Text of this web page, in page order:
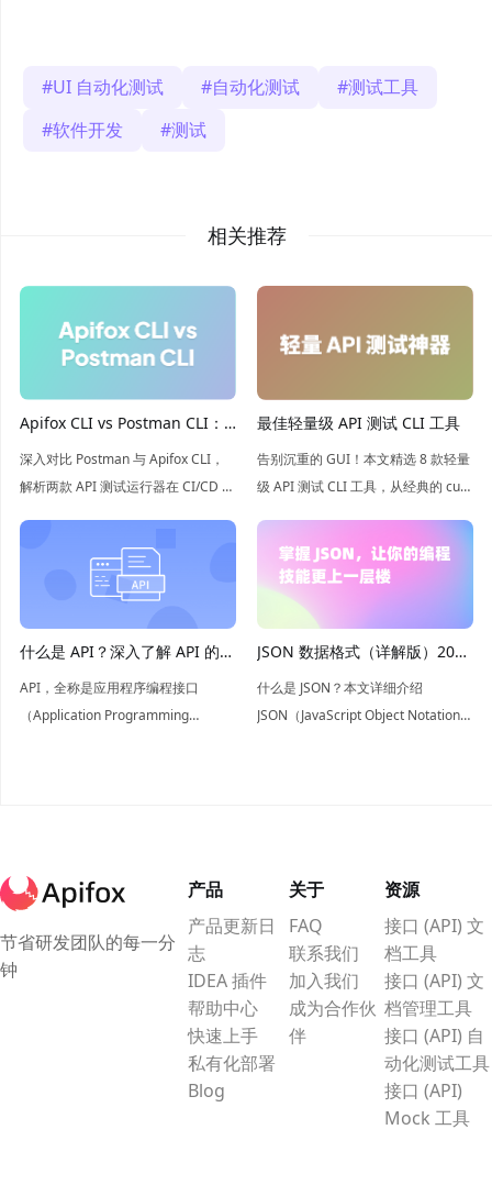
UI 自动化测试 自动化测试
测试工具
软件开发
测试
相关推荐
Apifox CLI vs Postman CLI：
更优的 CI 测试运行器
深入对比 Postman 与 Apifox CLI，
解析两款 API 测试运行器在 CI/CD 中
器，让 API 测试在流水线中高效运
最佳轻量级 API 测试 CLI 工具
告别沉重的 GUI！本文精选 8 款轻量
级 API 测试 CLI 工具，从经典的 curl
性调试还是 CI 自动化，这些工具都
能让你的接口测试快如闪电。
什么是 API？深入了解 API 的概
念和应用
API，全称是应用程序编程接口
（Application Programming
JSON 数据格式（详解版）2026
年最新介绍
什么是 JSON？本文详细介绍
JSON（JavaScript Object Notation）
节省研发团队的每一分
钟
产品
产品更新日
志
IDEA 插件
帮助中心
快速上手
私有化部署
Blog
关于
FAQ
联系我们
加入我们
成为合作伙
伴
资源
接口 (API) 文
档工具
接口 (API) 文
档管理工具
接口 (API) 自
动化测试工具
接口 (API)
Mock 工具